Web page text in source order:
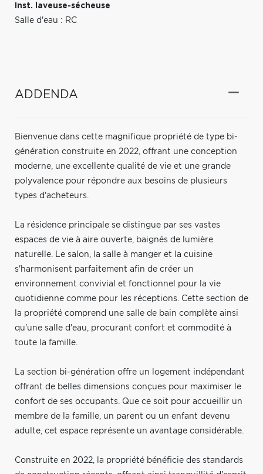
Inst. laveuse-sécheuse
Salle d'eau : RC
ADDENDA
Bienvenue dans cette magnifique propriété de type bi-
génération construite en 2022, offrant une conception
moderne, une excellente qualité de vie et une grande
polyvalence pour répondre aux besoins de plusieurs
types d'acheteurs.
La résidence principale se distingue par ses vastes
espaces de vie à aire ouverte, baignés de lumière
naturelle. Le salon, la salle à manger et la cuisine
s'harmonisent parfaitement afin de créer un
environnement convivial et fonctionnel pour la vie
quotidienne comme pour les réceptions. Cette section de
la propriété comprend une salle de bain complète ainsi
qu'une salle d'eau, procurant confort et commodité à
toute la famille.
La section bi-génération offre un logement indépendant
offrant de belles dimensions conçues pour maximiser le
confort de ses occupants. Que ce soit pour accueillir un
membre de la famille, un parent ou un enfant devenu
adulte, cet espace représente un avantage considérable.
Construite en 2022, la propriété bénéficie des standards